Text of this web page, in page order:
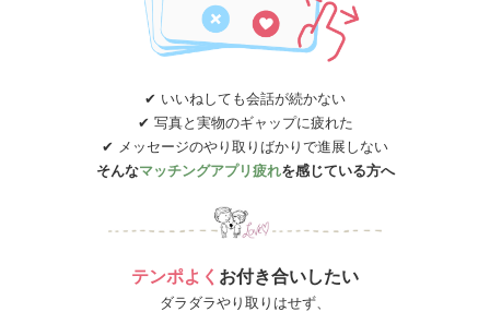
✔ いいねしても会話が続かない
✔ 写真と実物のギャップに疲れた
✔ メッセージのやり取りばかりで進展しない
そんなマッチングアプリ疲れを感じている方へ
テンポよく お付き合いしたい
ダラダラやり取りはせず、